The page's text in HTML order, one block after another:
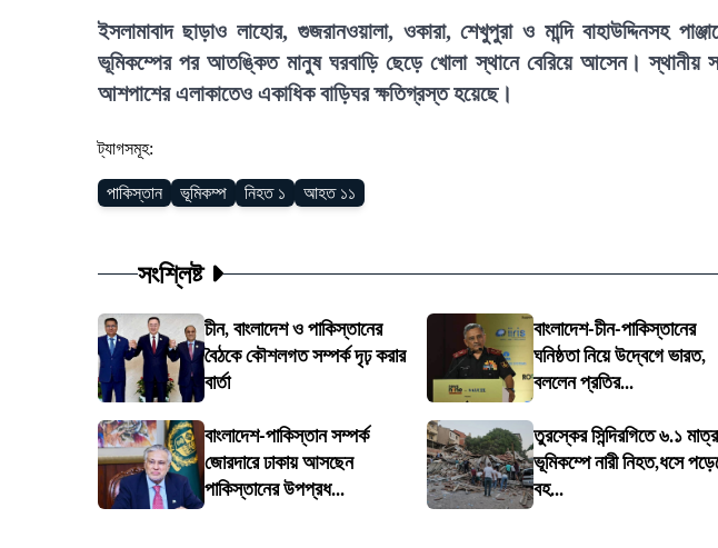
ইসলামাবাদ ছাড়াও লাহোর, গুজরানওয়ালা, ওকারা, শেখুপুরা ও মান্দি বাহাউদ্দিনসহ
ভূমিকম্পের পর আতঙ্কিত মানুষ ঘরবাড়ি ছেড়ে খোলা স্থানে বেরিয়ে আসেন। স্থানীয়
আশপাশের এলাকাতেও একাধিক বাড়িঘর ক্ষতিগ্রস্ত হয়েছে।
ট্যাগসমূহ:
পাকিস্তান ভূমিকম্প নিহত ১ আহত ১১
সংশ্লিষ্ট
চীন, বাংলাদেশ ও পাকিস্তানের
বৈঠকে কৌশলগত সম্পর্ক দৃঢ় করার
বার্তা
বাংলাদেশ-চীন-পাকিস্তানের
ঘনিষ্ঠতা নিয়ে উদ্বেগে ভারত,
বললেন প্রতির...
বাংলাদেশ-পাকিস্তান সম্পর্ক
জোরদারে ঢাকায় আসছেন
পাকিস্তানের উপপ্রধ...
তুরস্কের সিন্দিরগিতে ৬.১
ভূমিকম্পে নারী নিহত,ধসে
বহ...